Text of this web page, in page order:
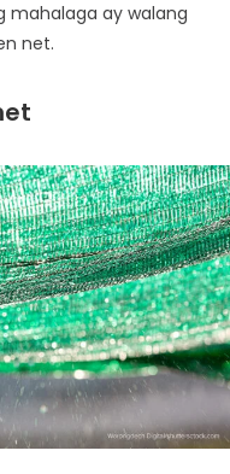
mahalaga ay walang
net.